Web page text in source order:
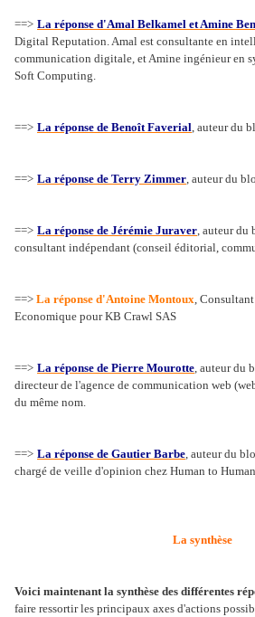
==> La réponse d'Amal Belkamel et Amine
Digital Reputation. Amal est consultante en
communication digitale, et Amine ingénieur en
Soft Computing.
==> La réponse de Benoît Faverial, auteur du
==> La réponse de Terry Zimmer, auteur du
==> La réponse de Jérémie Juraver, auteur du
consultant indépendant (conseil éditorial,
==> La réponse d'Antoine Montoux,
Economique pour KB Crawl SAS
==> La réponse de Pierre Mourotte, auteur du
directeur de l'agence de communication web
du même nom.
==> La réponse de Gautier Barbe, auteur du
chargé de veille d'opinion chez Human to Human
La synthèse
Voici maintenant la synthèse des différentes
faire ressortir les principaux axes d'actions